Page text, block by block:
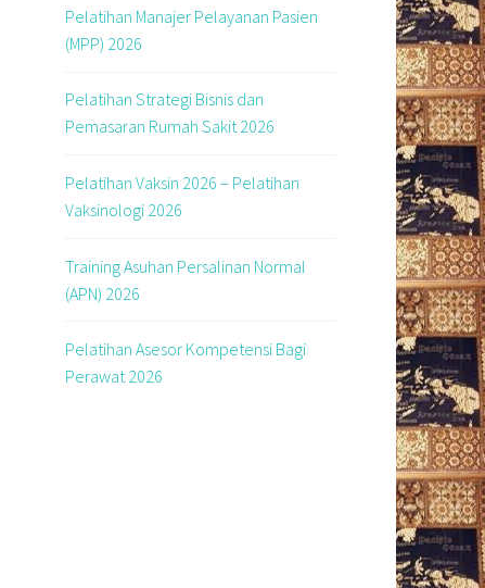
Pelatihan Manajer Pelayanan Pasien
(MPP) 2026
Pelatihan Strategi Bisnis dan
Pemasaran Rumah Sakit 2026
Pelatihan Vaksin 2026 – Pelatihan
Vaksinologi 2026
Training Asuhan Persalinan Normal
(APN) 2026
Pelatihan Asesor Kompetensi Bagi
Perawat 2026